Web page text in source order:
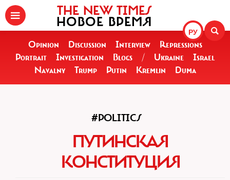
РУ
THE NEW TIMES
НОВОЕ ВРЕМЯ
Opinion Discussion Interview
Repressions
Portrait
Investigation Blogs / Ukraine
Israel
Navalny
Trump Putin Kremlin Duma
#POLITICS
ПУТИНСКАЯ
КОНСТИТУЦИЯ